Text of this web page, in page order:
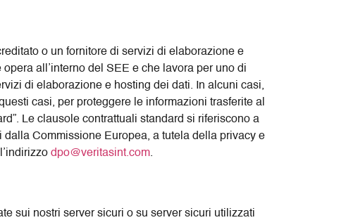
o un fornitore di servizi di elaborazione e
all’interno del SEE e che lavora per uno di
di elaborazione e hosting dei dati. In alcuni casi,
casi, per proteggere le informazioni trasferite al
Le clausole contrattuali standard si riferiscono a
Commissione Europea, a tutela della privacy e
dpo@veritasint.com.
sui nostri server sicuri o su server sicuri utilizzati